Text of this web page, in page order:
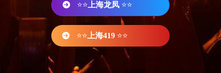
⭐⭐ 上海龙凤 ⭐⭐
⭐⭐ 上海419 ⭐⭐